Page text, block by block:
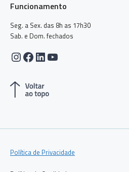
Funcionamento
Seg. a Sex. das 8h as 17h30
Sab. e Dom. fechados
Instagram
Facebook
LinkedIn
Youtube
Política de Privacidade